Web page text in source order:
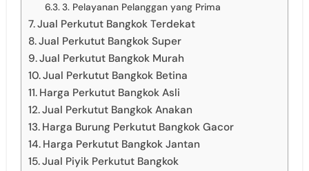
3. Pelayanan Pelanggan yang Prima
Jual Perkutut Bangkok Terdekat
Jual Perkutut Bangkok Super
Jual Perkutut Bangkok Murah
Jual Perkutut Bangkok Betina
Harga Perkutut Bangkok Asli
Jual Perkutut Bangkok Anakan
Harga Burung Perkutut Bangkok Gacor
Harga Perkutut Bangkok Jantan
Jual Piyik Perkutut Bangkok